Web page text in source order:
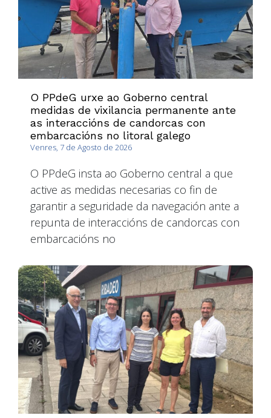
O PPdeG urxe ao Goberno central
medidas de vixilancia permanente ante
as interaccións de candorcas con
embarcacións no litoral galego
Venres, 7 de Agosto de 2026
O PPdeG insta ao Goberno central a que
active as medidas necesarias co fin de
garantir a seguridade da navegación ante a
repunta de interaccións de candorcas con
embarcacións no